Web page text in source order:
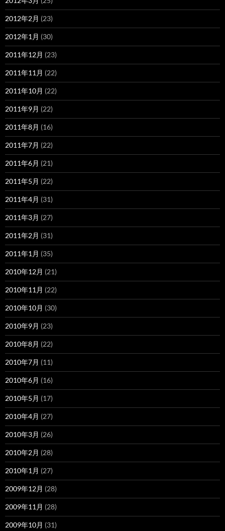
2012年2月 (23)
2012年1月 (30)
2011年12月 (23)
2011年11月 (22)
2011年10月 (22)
2011年9月 (22)
2011年8月 (16)
2011年7月 (22)
2011年6月 (21)
2011年5月 (22)
2011年4月 (31)
2011年3月 (27)
2011年2月 (31)
2011年1月 (35)
2010年12月 (21)
2010年11月 (22)
2010年10月 (30)
2010年9月 (23)
2010年8月 (22)
2010年7月 (11)
2010年6月 (16)
2010年5月 (17)
2010年4月 (27)
2010年3月 (26)
2010年2月 (28)
2010年1月 (27)
2009年12月 (28)
2009年11月 (28)
2009年10月 (31)